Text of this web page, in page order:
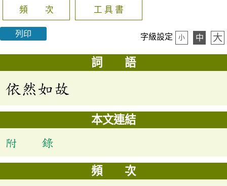
頻 次 工 具 書
列印 字級設定 小 中 大
詞 語
依然如故
本文連結
附 錄
頻 次